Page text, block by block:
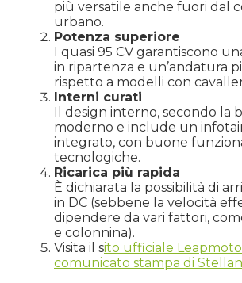
più versatile anche fuori dal
urbano.
Potenza superiore
I quasi 95 CV garantiscono
in ripartenza e un’andatura
rispetto a modelli con
Interni curati
Il design interno, secondo la
moderno e include un
integrato, con buone
tecnologiche.
Ricarica più rapida
È dichiarata la possibilità di
in DC (sebbene la velocità
dipendere da vari fattori,
e colonnina).
Visita il sito ufficiale
comunicato stampa di